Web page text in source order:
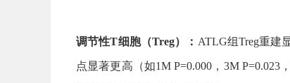
调节性T细胞（Treg）： ATLG组Treg重建
点显著更高（如1M P=0.000，3M